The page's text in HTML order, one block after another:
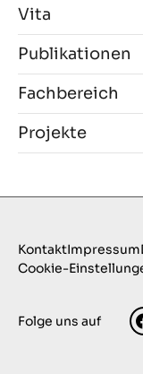
Vita
Publikationen
Fachbereich
Projekte
KontaktImpressum
Cookie-
Folge uns auf